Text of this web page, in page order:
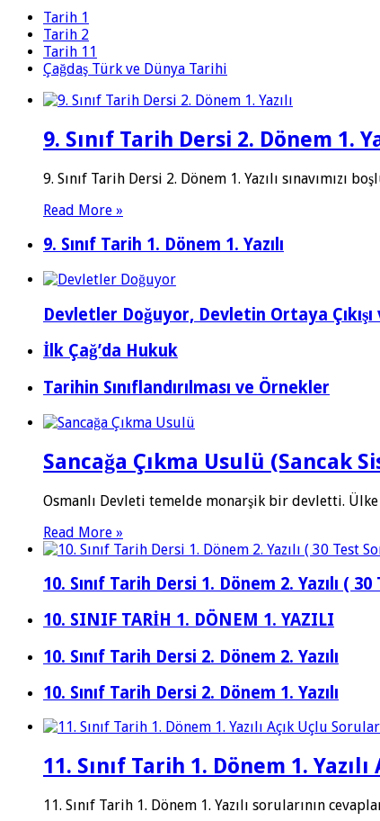
Tarih 1
Tarih 2
Tarih 11
Çağdaş Türk ve Dünya Tarihi
9. Sınıf Tarih Dersi 2. Dönem 1.
9. Sınıf Tarih Dersi 2. Dönem 1. Yazılı
Read More »
9. Sınıf Tarih 1. Dönem 1. Yazılı
Devletler Doğuyor, Devletin Ortaya
İlk Çağ’da Hukuk
Tarihin Sınıflandırılması ve Örnekler
Sancağa Çıkma Usulü (Sancak
Osmanlı Devleti temelde monarşik bir devletti.
Read More »
10. Sınıf Tarih Dersi 1. Dönem 2. Yazılı (
10. SINIF TARİH 1. DÖNEM 1. YAZILI
10. Sınıf Tarih Dersi 2. Dönem 2. Yazılı
10. Sınıf Tarih Dersi 2. Dönem 1. Yazılı
11. Sınıf Tarih 1. Dönem 1.
11. Sınıf Tarih 1. Dönem 1. Yazılı sorularının